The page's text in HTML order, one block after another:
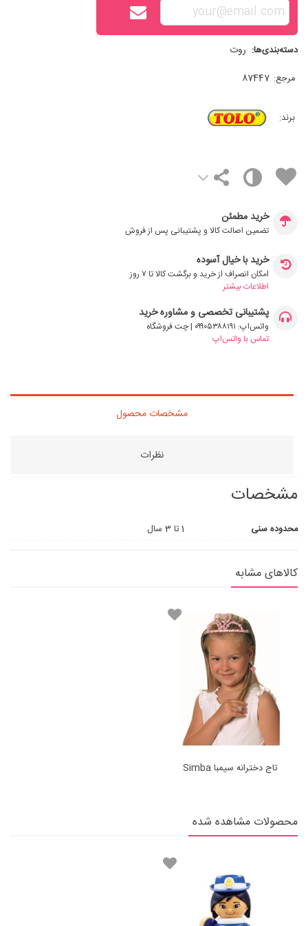
دسته‌بندی‌ها: روت
مرجع: 87447
برند:
خرید مطمئن
تضمین اصالت کالا و پشتیبانی پس از فروش
خرید با خیال آسوده
امکان انصراف از خرید و برگشت کالا تا ۷ روز
اطلاعات بیشتر
پشتیبانی تخصصی و مشاوره خرید
واتس‌اپ: ۰۹۹۰۵۳۸۸۱۹۱ | چت فروشگاه
تماس با واتس‌اپ
مشخصات محصول
نظرات
مشخصات
محدوده سنی 1 تا 3 سال
کالاهای مشابه
تاج دخترانه سیمبا Simba
محصولات مشاهده شده